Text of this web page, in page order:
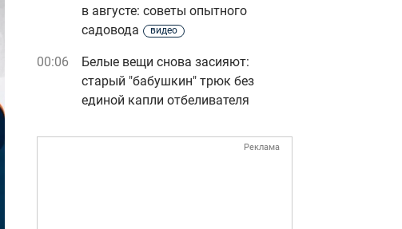
в августе: советы опытного
садовода
видео
00:06
Белые вещи снова засияют:
старый "бабушкин" трюк без
единой капли отбеливателя
Реклама